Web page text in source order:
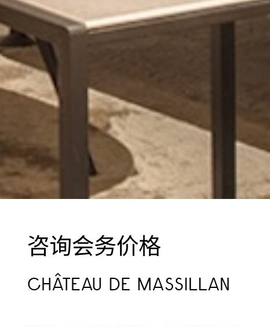
咨询会务价格
CHÂTEAU DE MASSILLAN